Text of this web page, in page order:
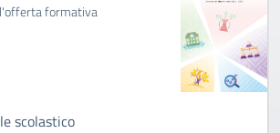
formativa
scolastico